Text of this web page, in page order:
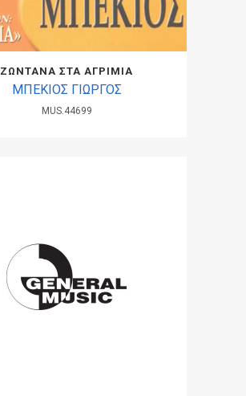
ΖΩΝΤΑΝΑ ΣΤΑ ΑΓΡΙΜΙΑ
ΜΠΕΚΙΟΣ ΓΙΩΡΓΟΣ
MUS.44699